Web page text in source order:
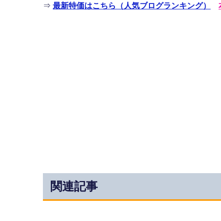
⇒ 最新特価はこちら（人気ブログランキング）
関連記事